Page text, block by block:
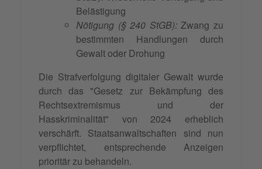
Belästigung
Nötigung (§ 240 StGB):Zwang zu
bestimmten Handlungen durch
Gewalt oder Drohung
Die Strafverfolgung digitaler Gewalt wurde
durch das "Gesetz zur Bekämpfung des
Rechtsextremismus und der
Hasskriminalität" von 2024 erheblich
verschärft. Staatsanwaltschaften sind nun
verpflichtet, entsprechende Anzeigen
prioritär zu behandeln.